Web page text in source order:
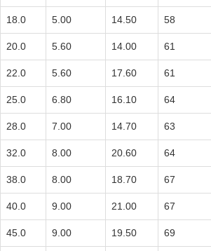
18.0 5.00 14.50 58
20.0 5.60 14.00 61
22.0 5.60 17.60 61
25.0 6.80 16.10 64
28.0 7.00 14.70 63
32.0 8.00 20.60 64
38.0 8.00 18.70 67
40.0 9.00 21.00 67
45.0 9.00 19.50 69